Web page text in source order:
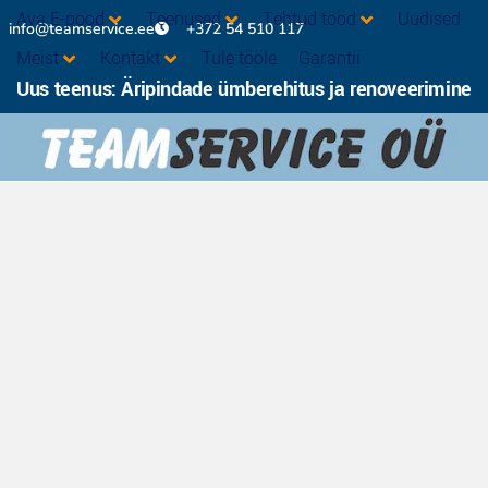
info@teamservice.ee +372 54 510 117
Ava E-pood Teenused Tehtud tööd
Uudised
Meist
Kontakt Tule tööle Garantii
Uus teenus: Äripindade ümberehitus ja renoveerimine